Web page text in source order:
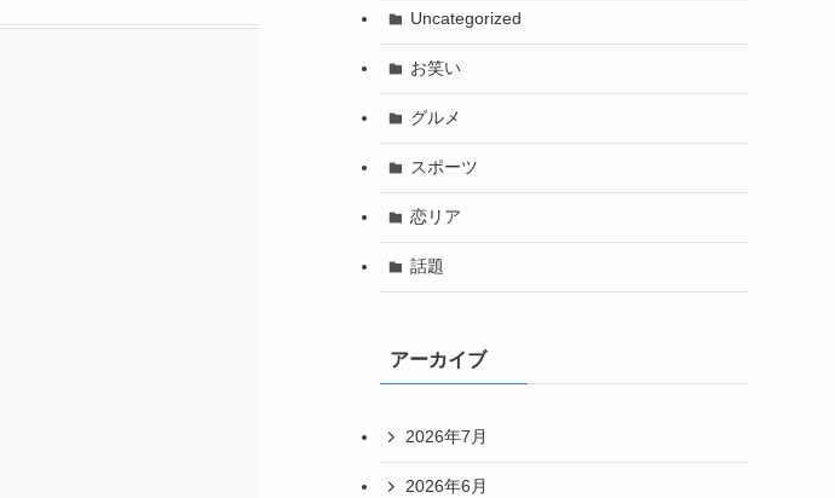
Uncategorized
お笑い
グルメ
スポーツ
恋リア
話題
アーカイブ
2026年7月
2026年6月